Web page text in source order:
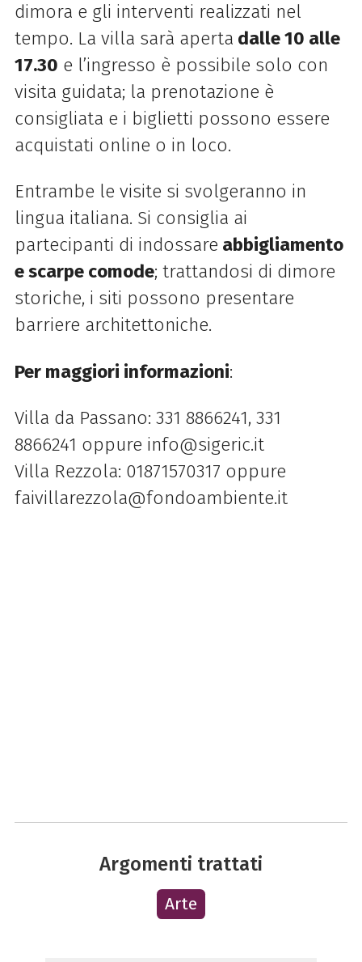
dimora e gli interventi realizzati nel
tempo. La villa sarà aperta dalle 10 alle
17.30 e l’ingresso è possibile solo con
visita guidata; la prenotazione è
consigliata e i biglietti possono essere
acquistati online o in loco.
Entrambe le visite si svolgeranno in
lingua italiana. Si consiglia ai
partecipanti di indossare abbigliamento
e scarpe comode; trattandosi di dimore
storiche, i siti possono presentare
barriere architettoniche.
Per maggiori informazioni:
Villa da Passano: 331 8866241, 331
8866241 oppure info@sigeric.it
Villa Rezzola: 01871570317 oppure
faivillarezzola@fondoambiente.it
Argomenti trattati
Arte